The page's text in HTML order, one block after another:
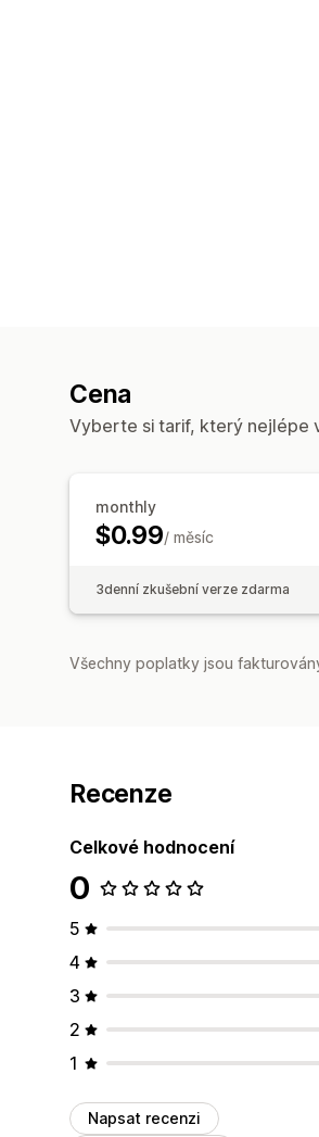
Cena
Vyberte si tarif, který nejlépe
monthly
$0.99/ měsíc
3denní zkušební verze zdarma
Všechny poplatky jsou
Recenze
Celkové hodnocení
0
5
4
3
2
1
Napsat recenzi